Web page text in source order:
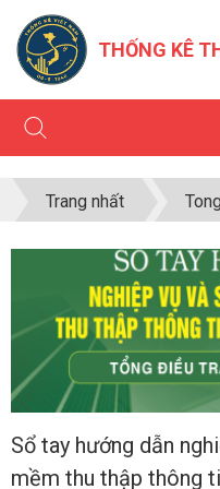
THỐNG KÊ
Trang nhất
Sổ tay hướng dẫn
mềm thu thập thông